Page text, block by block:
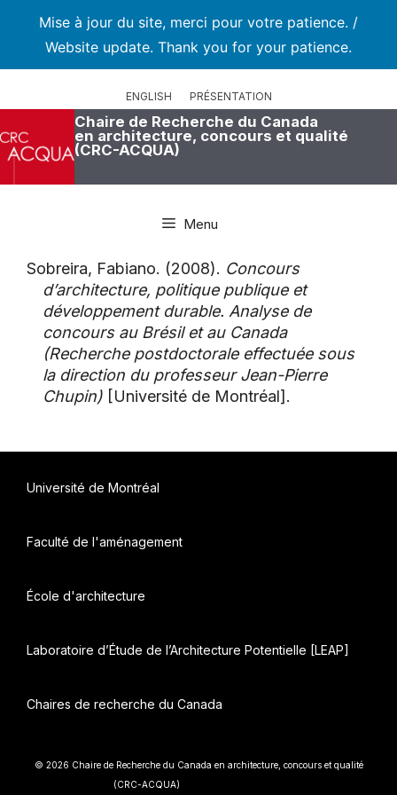
Mise à jour du site, merci pour votre patience. /
Website update. Thank you for your patience.
ENGLISH PRÉSENTATION
Chaire de Recherche du Canada
en architecture, concours et qualité
(CRC-ACQUA)
Menu
Sobreira, Fabiano. (2008). Concours
d’architecture, politique publique et
développement durable. Analyse de
concours au Brésil et au Canada
(Recherche postdoctorale effectuée sous
la direction du professeur Jean-Pierre
Chupin) [Université de Montréal].
Université de Montréal
Faculté de l'aménagement
École d'architecture
Laboratoire d’Étude de l’Architecture Potentielle [LEAP]
Chaires de recherche du Canada
© 2026 Chaire de Recherche du Canada en architecture, concours et qualité
(CRC-ACQUA)